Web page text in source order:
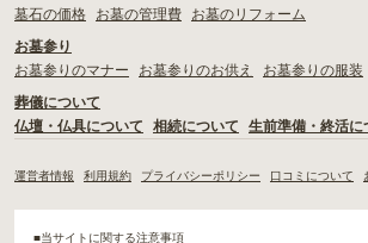
墓石の価格
お墓の管理費
お墓のリフォーム
お墓参り
お墓参りのマナー
お墓参りのお供え お墓参りの服装
葬儀について
仏壇・仏具について
相続について 生前準備・終活に
運営者情報 利用規約 プライバシーポリシー 口コミについて
■当サイトに関する注意事項